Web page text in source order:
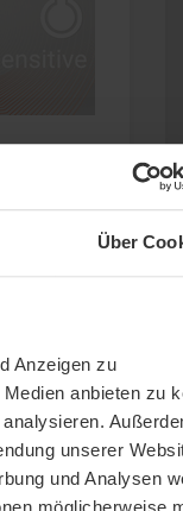
Über
Anzeigen zu
anbieten zu
unserer
und Analysen
möglicherweise